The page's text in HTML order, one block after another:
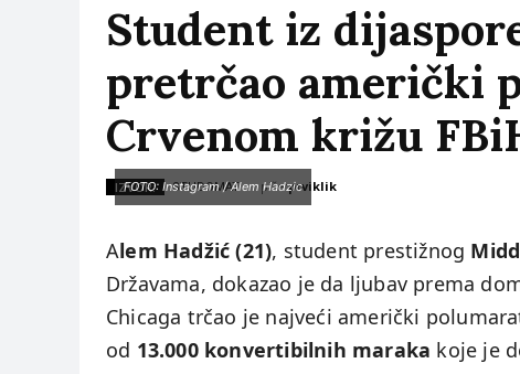
Student iz
pretrčao američki
Crvenom križu
IZVOR: STUDOMAT piše:prviklik
FOTO: Instagram / Alem Hadzic
Alem Hadžić (21), student prestižnog
Državama, dokazao je da ljubav prema
Chicaga trčao je najveći američki
od 13.000 konvertibilnih maraka koje je